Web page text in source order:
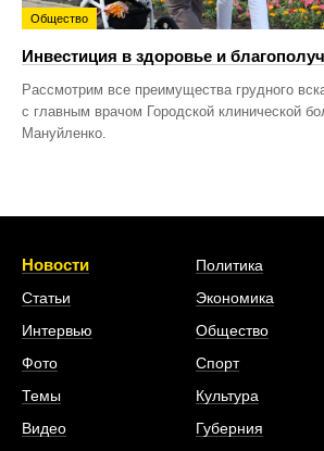
Общество
Инвестиция в здоровье и
Рассмотрим все преимущества грудного
с главным врачом Городской клинической
Мануйленко.
Новости
Статьи
Интервью
Фото
Темы
Видео
Политика
Экономика
Общество
Спорт
Культура
Губерния